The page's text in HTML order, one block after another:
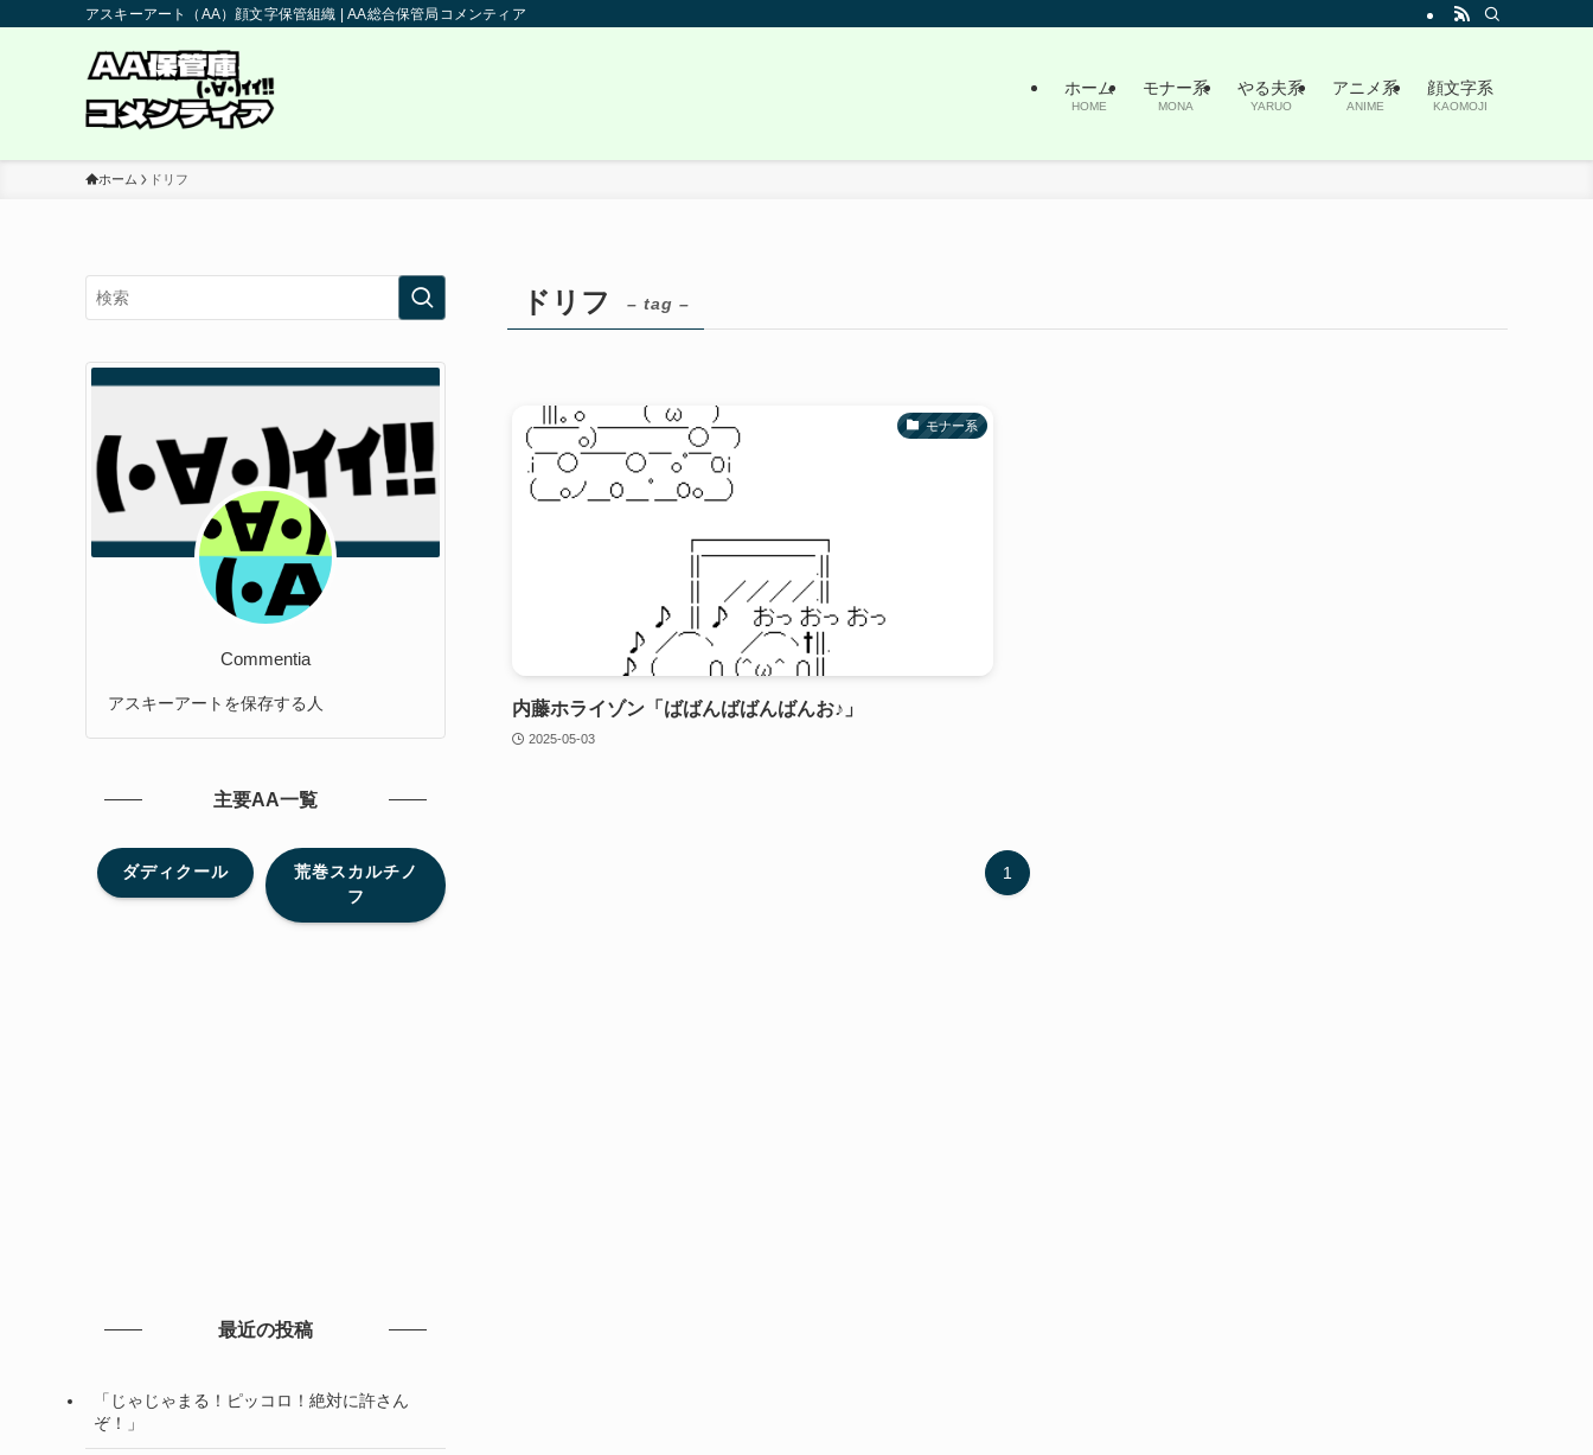
アスキーアート（AA）顔文字保管組織 | AA総合保管局コメンティア
ホーム
HOME
モナー系
MONA
やる夫系
YARUO
アニメ系
ANIME
顔文字系
KAOMOJI
ホーム ドリフ
ドリフ – tag –
モナー系
内藤ホライゾン「ばばんばばんばんお♪」
2025-05-03
1
Commentia
アスキーアートを保存する人
主要AA一覧
ダディクール
荒巻スカルチノ
フ
最近の投稿
「じゃじゃまる！ピッコロ！絶対に許さん
ぞ！」